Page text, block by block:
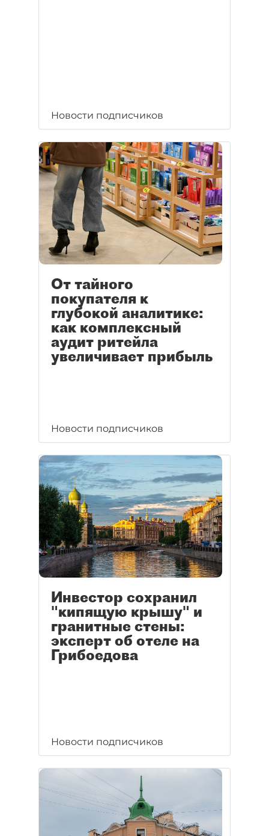
Новости подписчиков
От тайного
покупателя к
глубокой аналитике:
как комплексный
аудит ритейла
увеличивает прибыль
Новости подписчиков
Инвестор сохранил
"кипящую крышу" и
гранитные стены:
эксперт об отеле на
Грибоедова
Новости подписчиков